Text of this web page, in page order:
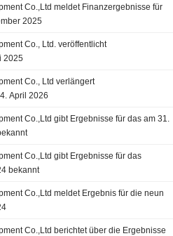
Co.,Ltd meldet Finanzergebnisse für
2025
Co., Ltd. veröffentlicht
2025
Co., Ltd verlängert
April 2026
Co.,Ltd gibt Ergebnisse für das am 31.
Co.,Ltd gibt Ergebnisse für das
bekannt
Co.,Ltd meldet Ergebnis für die neun
Co.,Ltd berichtet über die Ergebnisse